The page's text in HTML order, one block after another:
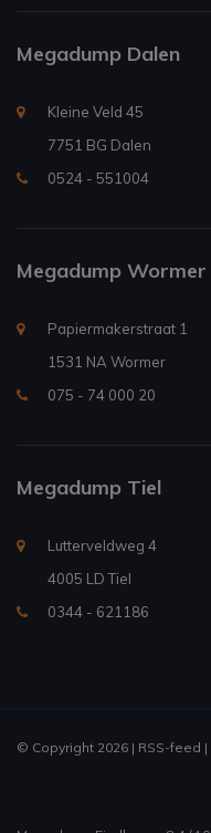
Megadump Dalen
Kleine Veld 45
7751 BG Dalen
0524 - 551004
Megadump Wormer
Papiermakerstraat 1
1531 NA Wormer
075 - 74 000 20
Megadump Tiel
Lutterveldweg 4
4005 LD Tiel
0344 - 621186
© Copyright 2026 | RSS-feed |